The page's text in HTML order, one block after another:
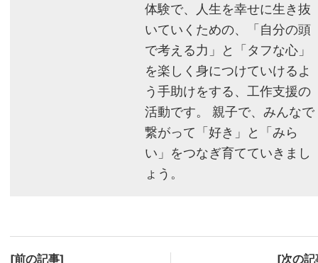
体験で、人生を幸せに生き抜
いていくための、「自分の頭
で考える力」と「タフな心」
を楽しく身につけていけるよ
う手助けをする、工作支援の
活動です。 親子で、みんなで
繋がって「好き」と「みら
い」をつなぎ育てていきまし
ょう。
[前の記事] [次の